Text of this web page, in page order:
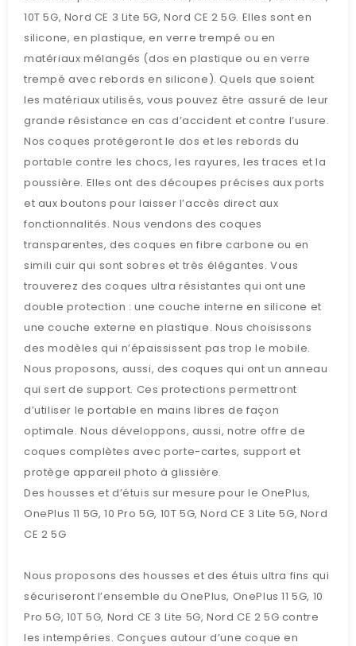
10T 5G, Nord CE 3 Lite 5G, Nord CE 2 5G. Elles sont en
silicone, en plastique, en verre trempé ou en
matériaux mélangés (dos en plastique ou en verre
trempé avec rebords en silicone). Quels que soient
les matériaux utilisés, vous pouvez être assuré de leur
grande résistance en cas d’accident et contre l’usure.
Nos coques protégeront le dos et les rebords du
portable contre les chocs, les rayures, les traces et la
poussière. Elles ont des découpes précises aux ports
et aux boutons pour laisser l’accès direct aux
fonctionnalités. Nous vendons des coques
transparentes, des coques en fibre carbone ou en
simili cuir qui sont sobres et très élégantes. Vous
trouverez des coques ultra résistantes qui ont une
double protection : une couche interne en silicone et
une couche externe en plastique. Nous choisissons
des modèles qui n’épaississent pas trop le mobile.
Nous proposons, aussi, des coques qui ont un anneau
qui sert de support. Ces protections permettront
d’utiliser le portable en mains libres de façon
optimale. Nous développons, aussi, notre offre de
coques complètes avec porte-cartes, support et
protège appareil photo à glissière.
Des housses et d’étuis sur mesure pour le OnePlus,
OnePlus 11 5G, 10 Pro 5G, 10T 5G, Nord CE 3 Lite 5G, Nord
CE 2 5G
Nous proposons des housses et des étuis ultra fins qui
sécuriseront l’ensemble du OnePlus, OnePlus 11 5G, 10
Pro 5G, 10T 5G, Nord CE 3 Lite 5G, Nord CE 2 5G contre
les intempéries. Conçues autour d’une coque en